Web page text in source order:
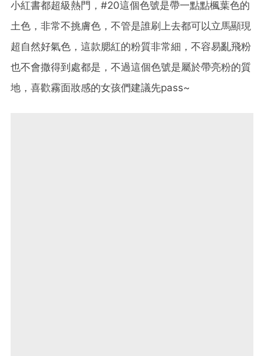
小紅書都超級熱門，#20這個色號是帶一點點楓葉色的
土色，非常不挑膚色，不管是誰刷上去都可以立馬顯現
超自然好氣色，這款腮紅的粉質非常細，不容易亂飛粉
也不會撒得到處都是，不過這個色號是屬於帶亮粉的質
地，喜歡霧面妝感的女孩們建議先pass~